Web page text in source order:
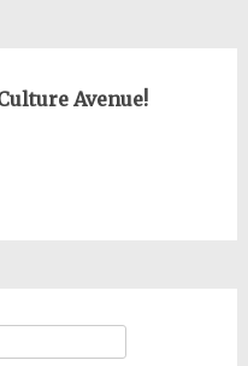
Avenue!